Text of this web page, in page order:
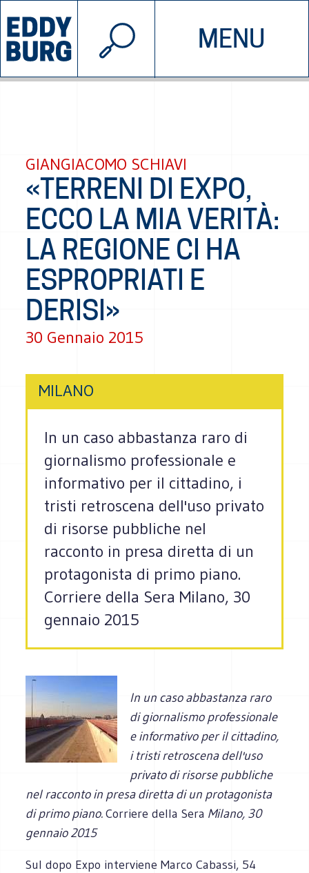
MENU
INIZIATIVE CHI SIAMO
© 2026 EDDYBURG
GIANGIACOMO SCHIAVI
«TERRENI DI EXPO,
ECCO LA MIA VERITÀ:
LA REGIONE CI HA
ESPROPRIATI E
DERISI»
30 Gennaio 2015
MILANO
In un caso abbastanza raro di
giornalismo professionale e
informativo per il cittadino, i
tristi retroscena dell'uso privato
di risorse pubbliche nel
racconto in presa diretta di un
protagonista di primo piano.
Corriere della Sera Milano, 30
gennaio 2015
In un casoabbastanza raro
di giornalismo professionale
e informativo per il cittadino,
i tristi retroscena dell'uso
privato di risorse pubbliche
nel racconto in presa diretta di un protagonista
di primo piano.Corriere della Sera Milano, 30
gennaio 2015
Sul dopo Expo interviene Marco Cabassi, 54